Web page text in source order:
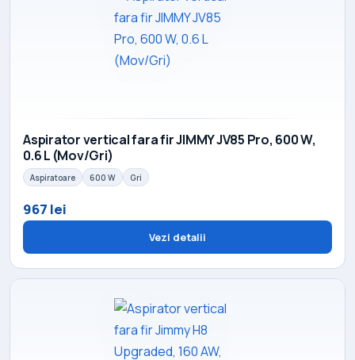
Aspirator vertical fara fir JIMMY JV85 Pro, 600 W,
0.6 L (Mov/Gri)
Aspiratoare 600 W Gri
967 lei
Vezi detalii